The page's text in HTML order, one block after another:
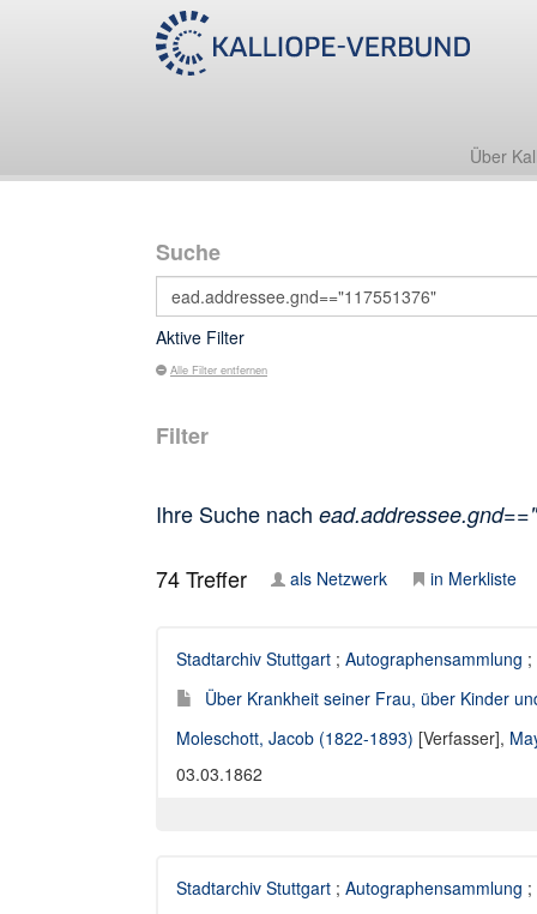
Über
Suche
Aktive Filter
Alle Filter entfernen
Filter
Ihre Suche nach
74Treffer als Netzwerk in Merkliste
Stadtarchiv Stuttgart ; Autographensammlung ;
Über Krankheit seiner Frau, über Kinder
Moleschott, Jacob (1822-1893) [Verfasser],
03.03.1862
Stadtarchiv Stuttgart ; Autographensammlung ;